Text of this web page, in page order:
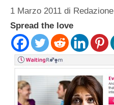
1 Marzo 2011 di Redazione
Spread the love